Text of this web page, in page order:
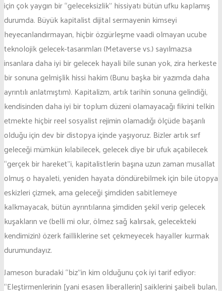
için çok yaygın bir “geleceksizlik” hissiyatı bütün ufku kaplamış
durumda. Büyük kapitalist dijital sermayenin kimseyi
heyecanlandırmayan, hiçbir özgürleşme vaadi olmayan ucube
teknolojik gelecek-tasarımları (Metaverse vs.) sayılmazsa
insanlara daha iyi bir gelecek hayali bile sunan yok, zira herkeste
bir sonuna gelmişlik hissi hakim (Bunu başka bir yazımda daha
ayrıntılı anlatmıştım). Kapitalizm, artık tarihin sonuna gelindiği,
kendisinden daha iyi bir toplum düzeni olamayacağı fikrini telkin
etmekte hiçbir reel sosyalist rejimin olamadığı ölçüde başarılı
olduğu için dev bir distopya içinde yaşıyoruz. Bizler artık sırf
geleceği mümkün kılabilecek, gelecek diye bir ufuk açabilecek
“gerçek bir hareket”i, kapitalistlerin başına uzun zaman musallat
olmuş o hayaleti, yeniden hayata döndürebilmek için bile ütopya
eskizleri çizmek, ama geleceği şimdiden sabitlemeye
kalkmayacak, bütün ayrıntılarına şimdiden şekil verip gelecek
kuşakların ve (belli mi olur, ölmez sağ kalırsak, gelecekteki
kendimizin) özerk failliklerine set çekmeyecek hayaller kurmak
durumundayız.
Jameson buradaki “biz”in kim olduğunu çok iyi tarif ediyor:
“Eleştirmenlerinin [yani esasen liberallerin] saiklerini şaibeli bulan,